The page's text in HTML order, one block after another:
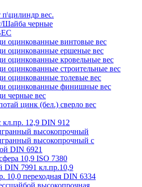
вес.
Шайба черные
оцинкованные винтовые вес
оцинкованные ершеные вес
оцинкованные кровельные вес
оцинкованные строительные вес
оцинкованные толевые вес
оцинкованные финишные вес
черные вес
цинк (бел.) сверло вес
кл.пр. 12,9 DIN 912
высокопрочный
высокопрочный с
DIN 6921
10,9 ISO 7380
DIN 7991 кл.пр.10,9
10,0 переходная DIN 6334
высокопрочная